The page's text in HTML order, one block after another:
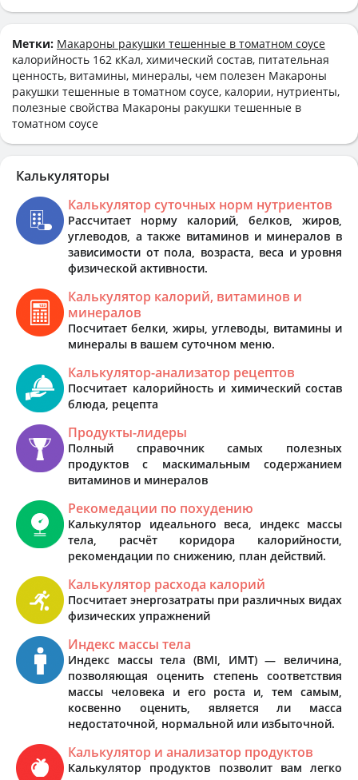
Метки: Макароны ракушки тешенные в томатном соусе
калорийность 162 кКал, химический состав, питательная
ценность, витамины, минералы, чем полезен Макароны
ракушки тешенные в томатном соусе, калории, нутриенты,
полезные свойства Макароны ракушки тешенные в
томатном соусе
Калькуляторы
Калькулятор суточных норм нутриентов
Рассчитает норму калорий, белков, жиров,
углеводов, а также витаминов и минералов в
зависимости от пола, возраста, веса и уровня
физической активности.
Калькулятор калорий, витаминов и
минералов
Посчитает белки, жиры, углеводы, витамины и
минералы в вашем суточном меню.
Калькулятор-анализатор рецептов
Посчитает калорийность и химический состав
блюда, рецепта
Продукты-лидеры
Полный справочник самых полезных
продуктов с маскимальным содержанием
витаминов и минералов
Рекомедации по похудению
Калькулятор идеального веса, индекс массы
тела, расчёт коридора калорийности,
рекомендации по снижению, план действий.
Калькулятор расхода калорий
Посчитает энергозатраты при различных видах
физических упражнений
Индекс массы тела
Индекс массы тела (BMI, ИМТ) — величина,
позволяющая оценить степень соответствия
массы человека и его роста и, тем самым,
косвенно оценить, является ли масса
недостаточной, нормальной или избыточной.
Калькулятор и анализатор продуктов
Калькулятор продуктов позволит вам легко